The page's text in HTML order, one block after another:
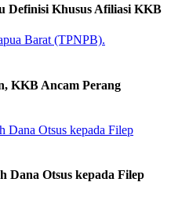
Definisi Khusus Afiliasi KKB
KKB Ancam Perang
Dana Otsus kepada Filep